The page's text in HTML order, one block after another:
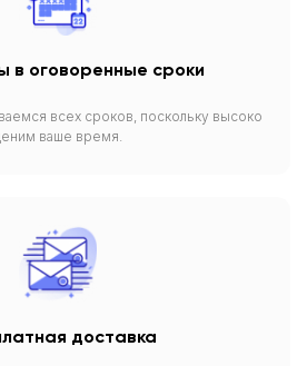
в оговоренные сроки
всех сроков, поскольку высоко
ваше время.
доставка